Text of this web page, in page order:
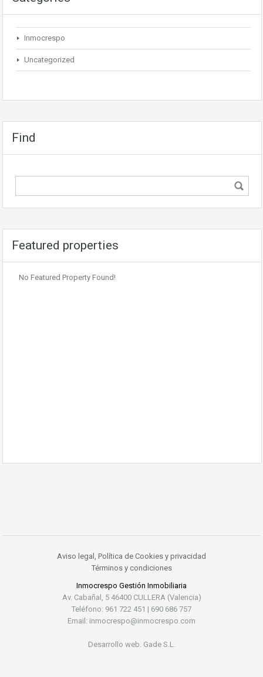
Inmocrespo
Uncategorized
Find
Featured properties
No Featured Property Found!
Aviso legal, Política de Cookies y privacidad
Términos y condiciones
Inmocrespo Gestión Inmobiliaria
Av. Cabañal, 5 46400 CULLERA (Valencia)
Teléfono: 961 722 451 | 690 686 757
Email: inmocrespo@inmocrespo.com
Desarrollo web. Gade S.L.